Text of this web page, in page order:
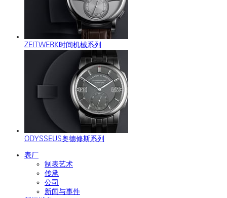
ZEITWERK时间机械系列
ODYSSEUS奥德修斯系列
表厂
制表艺术
传承
公司
新闻与事件